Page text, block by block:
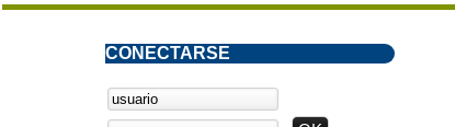
CONECTARSE